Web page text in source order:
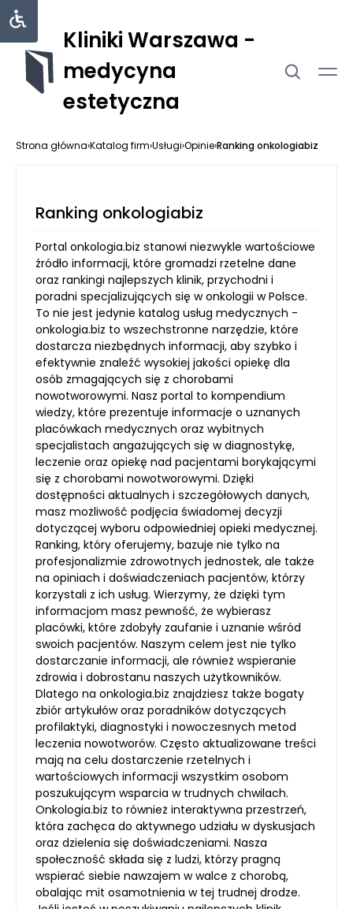
Kliniki Warszawa -
medycyna
estetyczna
Strona główna›Katalog firm›Usługi›Opinie›Ranking onkologiabiz
Ranking onkologiabiz
Portal onkologia.biz stanowi niezwykle wartościowe
źródło informacji, które gromadzi rzetelne dane
oraz rankingi najlepszych klinik, przychodni i
poradni specjalizujących się w onkologii w Polsce.
To nie jest jedynie katalog usług medycznych -
onkologia.biz to wszechstronne narzędzie, które
dostarcza niezbędnych informacji, aby szybko i
efektywnie znaleźć wysokiej jakości opiekę dla
osób zmagających się z chorobami
nowotworowymi. Nasz portal to kompendium
wiedzy, które prezentuje informacje o uznanych
placówkach medycznych oraz wybitnych
specjalistach angażujących się w diagnostykę,
leczenie oraz opiekę nad pacjentami borykającymi
się z chorobami nowotworowymi. Dzięki
dostępności aktualnych i szczegółowych danych,
masz możliwość podjęcia świadomej decyzji
dotyczącej wyboru odpowiedniej opieki medycznej.
Ranking, który oferujemy, bazuje nie tylko na
profesjonalizmie zdrowotnych jednostek, ale także
na opiniach i doświadczeniach pacjentów, którzy
korzystali z ich usług. Wierzymy, że dzięki tym
informacjom masz pewność, że wybierasz
placówki, które zdobyły zaufanie i uznanie wśród
swoich pacjentów. Naszym celem jest nie tylko
dostarczanie informacji, ale również wspieranie
zdrowia i dobrostanu naszych użytkowników.
Dlatego na onkologia.biz znajdziesz także bogaty
zbiór artykułów oraz poradników dotyczących
profilaktyki, diagnostyki i nowoczesnych metod
leczenia nowotworów. Często aktualizowane treści
mają na celu dostarczenie rzetelnych i
wartościowych informacji wszystkim osobom
poszukującym wsparcia w trudnych chwilach.
Onkologia.biz to również interaktywna przestrzeń,
która zachęca do aktywnego udziału w dyskusjach
oraz dzielenia się doświadczeniami. Nasza
społeczność składa się z ludzi, którzy pragną
wspierać siebie nawzajem w walce z chorobą,
obalając mit osamotnienia w tej trudnej drodze.